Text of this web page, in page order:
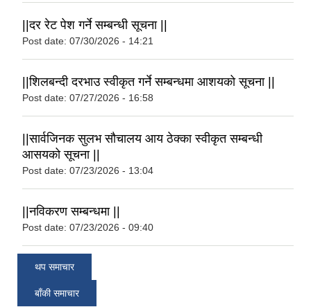
||दर रेट पेश गर्ने सम्बन्धी सूचना ||
Post date: 07/30/2026 - 14:21
||शिलबन्दी दरभाउ स्वीकृत गर्ने सम्बन्धमा आशयको सूचना ||
Post date: 07/27/2026 - 16:58
||सार्वजिनक सुलभ सौचालय आय ठेक्का स्वीकृत सम्बन्धी
आसयको सूचना ||
Post date: 07/23/2026 - 13:04
||नविकरण सम्बन्धमा ||
Post date: 07/23/2026 - 09:40
थप समाचार
बाँकी समाचार